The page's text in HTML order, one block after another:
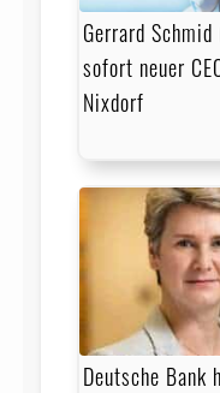
Gerrard
sofort neuer
Nixdorf
Deutsche Bank